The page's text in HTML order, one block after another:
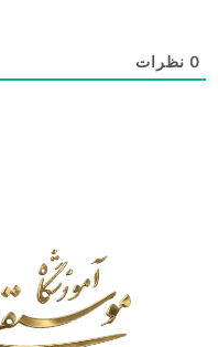
0 نظرات